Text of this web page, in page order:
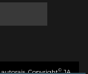
Copyright©JA